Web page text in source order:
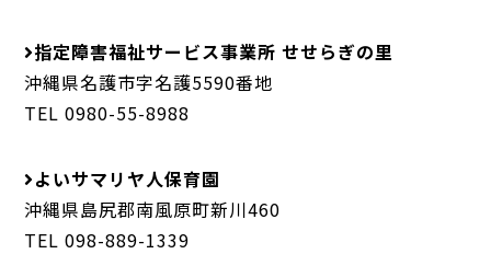
指定障害福祉サービス事業所 せせらぎの里
沖縄県名護市字名護5590番地
TEL 0980-55-8988
よいサマリヤ人保育園
沖縄県島尻郡南風原町新川460
TEL 098-889-1339